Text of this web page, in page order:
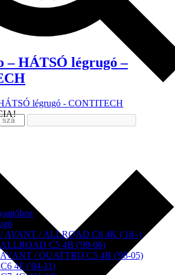
– HÁTSÓ légrugó –
AVANT / ALLROAD C8 4K ('18–)
C5 4B ('99-06)
/ QUATTRO C5 4B ('98-05)
4F ('04-11)